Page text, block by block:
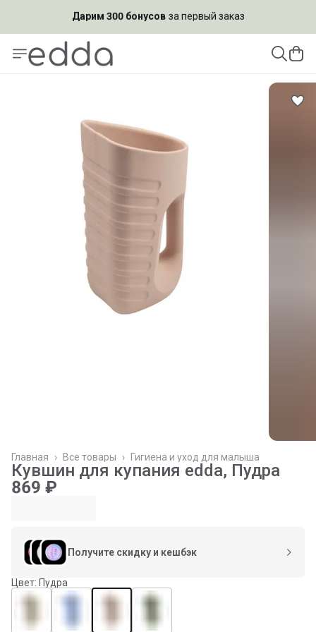
Подпишись на рассылку и получи скидку 10%
Гигиена и уход для малыша
Все товары ›
Главная ›
Кувшин для купания edda, Пудра
869 ₽
Получите скидку и кешбэк
Цвет: Пудра